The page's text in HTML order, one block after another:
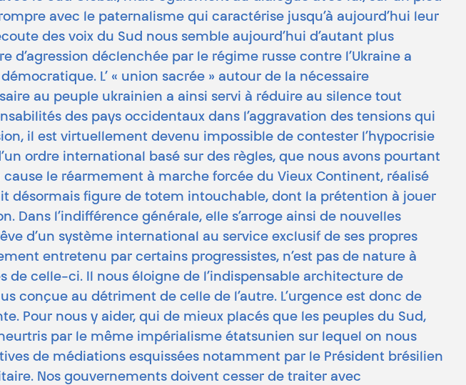
avec le paternalisme qui caractérise jusqu’à aujourd’hui leur
des voix du Sud nous semble aujourd’hui d’autant plus
déclenchée par le régime russe contre l’Ukraine a
L’ « union sacrée » autour de la nécessaire
au peuple ukrainien a ainsi servi à réduire au silence tout
des pays occidentaux dans l’aggravation des tensions qui
il est virtuellement devenu impossible de contester l’hypocrisie
ordre international basé sur des règles, que nous avons pourtant
le réarmement à marche forcée du Vieux Continent, réalisé
désormais figure de totem intouchable, dont la prétention à jouer
l’indifférence générale, elle s’arroge ainsi de nouvelles
d’un système international au service exclusif de ses propres
entretenu par certains progressistes, n’est pas de nature à
celle-ci. Il nous éloigne de l’indispensable architecture de
conçue au détriment de celle de l’autre. L’urgence est donc de
Pour nous y aider, qui de mieux placés que les peuples du Sud,
par le même impérialisme étatsunien sur lequel on nous
de médiations esquissées notamment par le Président brésilien
Nos gouvernements doivent cesser de traiter avec